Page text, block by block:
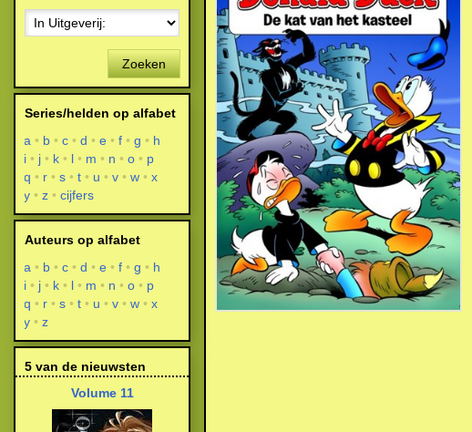
Zoeken
Series/helden op alfabet
a
b c d e f g
h
i
j k l m n o
p
q
r s t u v w
x
y
z cijfers
Auteurs op alfabet
a
b c d e f g
h
i
j k l m n o
p
q
r s t u v w
x
y
z
5 van de nieuwsten
Volume 11